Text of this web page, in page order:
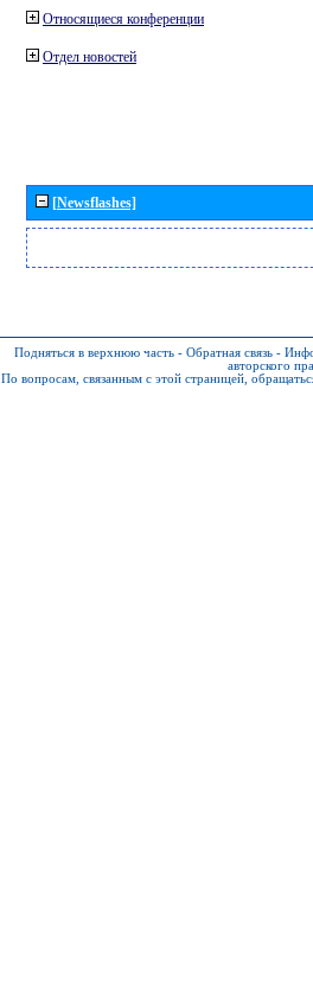
Относящиеся конференции
Отдел новостей
[Newsflashes]
Подняться в верхнюю часть - Обратная связь -
авторского
По вопросам, связанным с этой страницей,